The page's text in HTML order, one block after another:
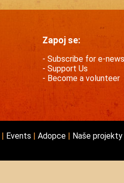
Zapoj se:
Subscribe for e-news
Support Us
Become a volunteer
Events Adopce
Naše projekty